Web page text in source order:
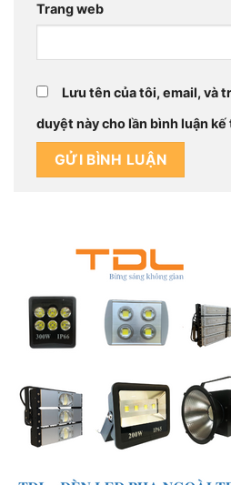
Trang web
Lưu tên của tôi, email, và
duyệt này cho lần bình luận